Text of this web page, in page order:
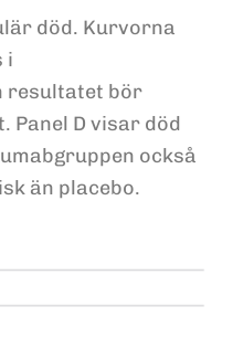
död. Kurvorna
i
resultatet bör
Panel D visar död
också
än placebo.